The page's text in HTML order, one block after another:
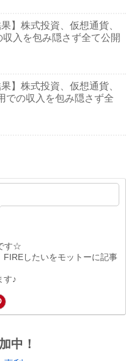
】株式投資、仮想通貨、
入を包み隠さず全て公開
】株式投資、仮想通貨、
での収入を包み隠さず全
す☆
FIREしたいをモットーに記事
す♪
中！